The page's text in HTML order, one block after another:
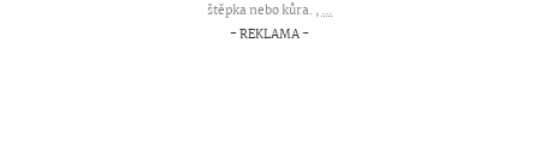
štěpka nebo kůra. ,...